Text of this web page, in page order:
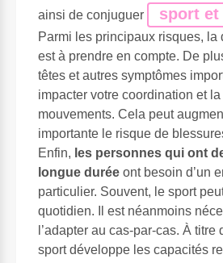
ainsi de conjuguer
sport
Parmi les principaux risques, la
est à prendre en compte. De
têtes et autres symptômes
impacter votre coordination et
mouvements. Cela peut
importante le risque de
Enfin, les personnes qui ont
longue durée ont besoin d’un
particulier. Souvent, le sport
quotidien. Il est néanmoins
l’adapter au cas-par-cas. À titre
sport développe les capacités